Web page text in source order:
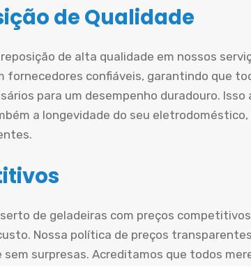
de Qualidade
de alta qualidade em nossos
fornecedores confiáveis, garantindo que
para um desempenho duradouro. Isso
a longevidade do seu
de geladeiras com preços
Nossa política de preços
surpresas. Acreditamos que todos